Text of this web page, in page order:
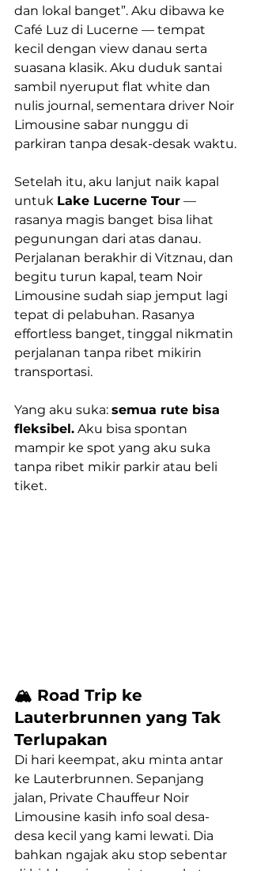
dan lokal banget”. Aku dibawa ke
Café Luz di Lucerne — tempat
kecil dengan view danau serta
suasana klasik. Aku duduk santai
sambil nyeruput flat white dan
nulis journal, sementara driver Noir
Limousine sabar nunggu di
parkiran tanpa desak-desak waktu.
Setelah itu, aku lanjut naik kapal
untuk Lake Lucerne Tour —
rasanya magis banget bisa lihat
pegunungan dari atas danau.
Perjalanan berakhir di Vitznau, dan
begitu turun kapal, team Noir
Limousine sudah siap jemput lagi
tepat di pelabuhan. Rasanya
effortless banget, tinggal nikmatin
perjalanan tanpa ribet mikirin
transportasi.
Yang aku suka: semua rute bisa
fleksibel. Aku bisa spontan
mampir ke spot yang aku suka
tanpa ribet mikir parkir atau beli
tiket.
🏔️ Road Trip ke
Lauterbrunnen yang Tak
Terlupakan
Di hari keempat, aku minta antar
ke Lauterbrunnen. Sepanjang
jalan, Private Chauffeur Noir
Limousine kasih info soal desa-
desa kecil yang kami lewati. Dia
bahkan ngajak aku stop sebentar